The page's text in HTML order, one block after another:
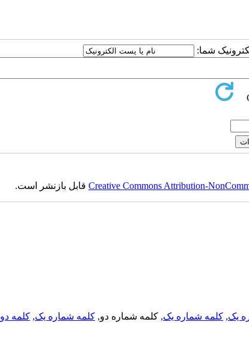
شما:
Creative Commons Attribution-قابل بازنشر است.
یک, کلمه شماره یک, کلمه شماره دو, کلمه شماره یک, کلمه دو